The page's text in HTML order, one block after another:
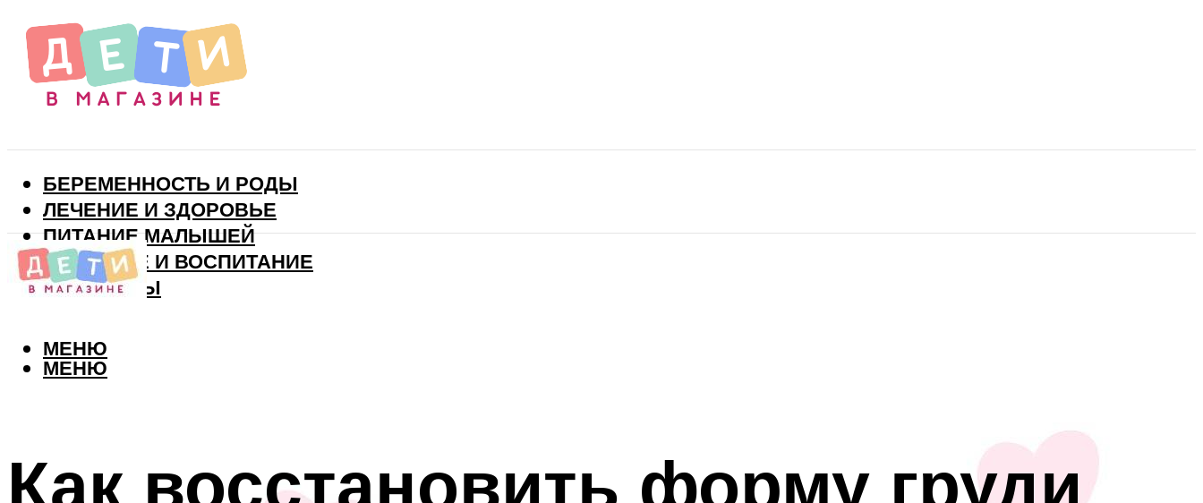
БЕРЕМЕННОСТЬ И РОДЫ
ЛЕЧЕНИЕ И ЗДОРОВЬЕ
ПИТАНИЕ МАЛЫШЕЙ
РАЗВИТИЕ И ВОСПИТАНИЕ
ВИТАМИНЫ
МЕНЮ
МЕНЮ
Как восстановить форму груди